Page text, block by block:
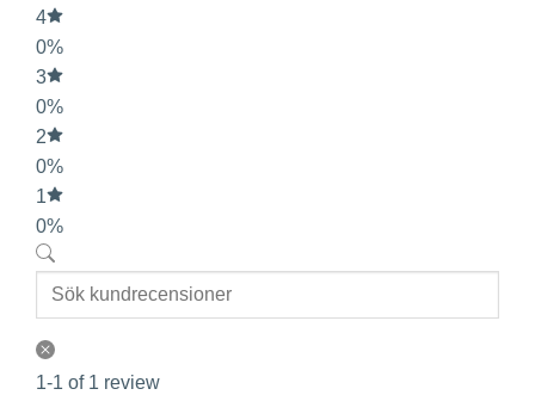
4
0%
3
0%
2
0%
1
0%
1-1 of 1 review